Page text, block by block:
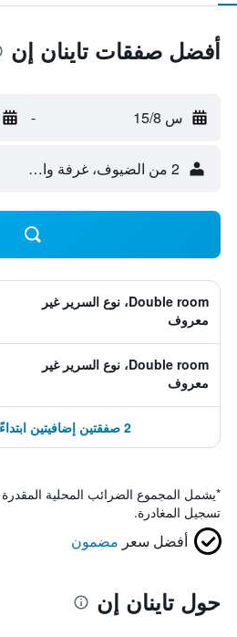
أفضل صفقات تاينان إن
س 15/8 -
2 من الضيوف، غرفة واحدة
Double room، نوع السرير غير
معروف
Double room، نوع السرير غير
معروف
2 صفقتين إضافيتين ابتداءً من 202 ﷼
*يشمل المجموع الضرائب المحلية
تسجيل المغادرة.
أفضل سعر مضمون
حول تاينان إن